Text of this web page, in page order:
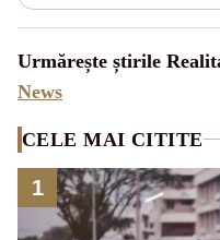
Urmărește știrile
News
CELE MAI CITITE
1